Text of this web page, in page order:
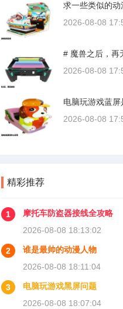
求一些类似的动
2026-08-08
# 魔兽之后，再
2026-08-08
电脑玩游戏蓝
2026-08-08
精彩推荐
1
摩托车防盗器接线全攻略
2026-08-08 18:13:02
2
谁是最帅的动漫人物
2026-08-08 18:11:04
3
电脑玩游戏黑屏问题
2026-08-08 18:07:04